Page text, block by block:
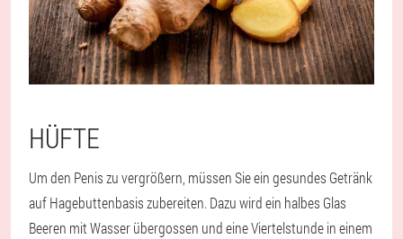
HÜFTE
Um den Penis zu vergrößern, müssen Sie ein gesundes Getränk
auf Hagebuttenbasis zubereiten. Dazu wird ein halbes Glas
Beeren mit Wasser übergossen und eine Viertelstunde in einem